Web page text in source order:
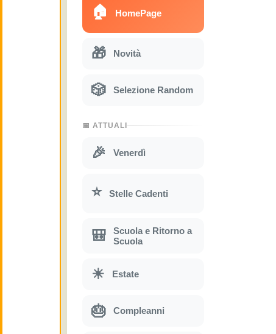
🏠 HomePage
🎁 Novità
🎲 Selezione Random
📅 ATTUALI
🎉 Venerdì
⭐ Stelle Cadenti
🎒
Scuola e Ritorno a
Scuola
☀ Estate
🎂 Compleanni